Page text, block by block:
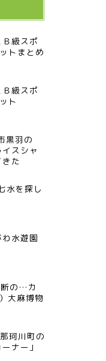
級スポ
トまとめ
級スポ
ト
黒羽の
スシャ
た
水を探し
水遊園
の…カ
大麻博物
珂川町の
ナー」